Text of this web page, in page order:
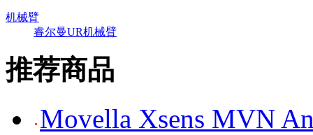
机械臂
睿尔曼UR机械臂
推荐商品
Movella Xsens MVN